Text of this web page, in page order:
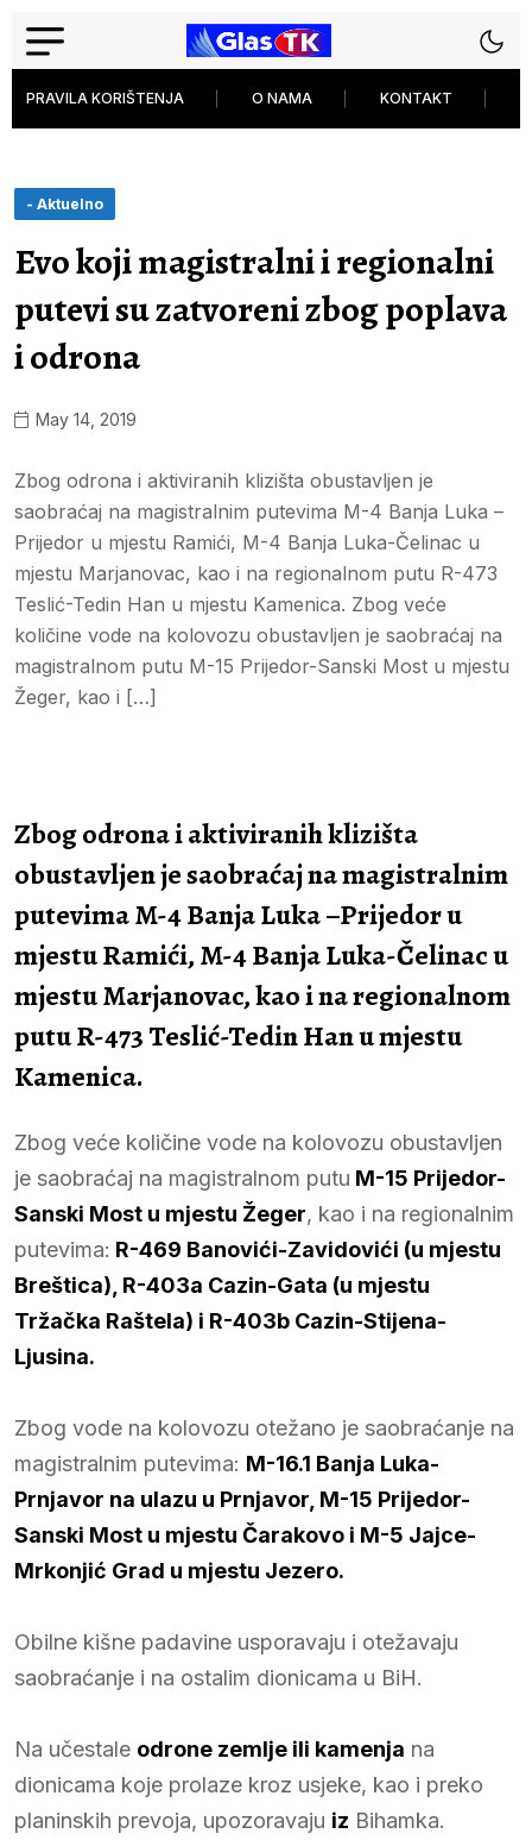
PRAVILA KORIŠTENJA O NAMA KONTAKT
- Aktuelno
Evo koji magistralni i regionalni
putevi su zatvoreni zbog poplava
i odrona
May 14, 2019
Zbog odrona i aktiviranih klizišta obustavljen je
saobraćaj na magistralnim putevima M-4 Banja Luka –
Prijedor u mjestu Ramići, M-4 Banja Luka-Čelinac u
mjestu Marjanovac, kao i na regionalnom putu R-473
Teslić-Tedin Han u mjestu Kamenica. Zbog veće
količine vode na kolovozu obustavljen je saobraćaj na
magistralnom putu M-15 Prijedor-Sanski Most u mjestu
Žeger, kao i […]
Zbog odrona i aktiviranih klizišta
obustavljen je saobraćaj na magistralnim
putevima M-4 Banja Luka –Prijedor u
mjestu Ramići, M-4 Banja Luka-Čelinac u
mjestu Marjanovac, kao i na regionalnom
putu R-473 Teslić-Tedin Han u mjestu
Kamenica.
Zbog veće količine vode na kolovozu obustavljen
je saobraćaj na magistralnom putu M-15 Prijedor-
Sanski Most u mjestu Žeger, kao i na regionalnim
putevima: R-469 Banovići-Zavidovići (u mjestu
Breštica), R-403a Cazin-Gata (u mjestu
Tržačka Raštela) i R-403b Cazin-Stijena-
Ljusina.
Zbog vode na kolovozu otežano je saobraćanje na
magistralnim putevima: M-16.1 Banja Luka-
Prnjavor na ulazu u Prnjavor, M-15 Prijedor-
Sanski Most u mjestu Čarakovo i M-5 Jajce-
Mrkonjić Grad u mjestu Jezero.
Obilne kišne padavine usporavaju i otežavaju
saobraćanje i na ostalim dionicama u BiH.
Na učestale odrone zemlje ili kamenja na
dionicama koje prolaze kroz usjeke, kao i preko
planinskih prevoja, upozoravaju iz Bihamka.